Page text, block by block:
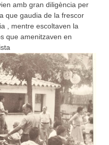
amb gran diligència per
que gaudia de la frescor
, mentre escoltaven la
que amenitzaven en